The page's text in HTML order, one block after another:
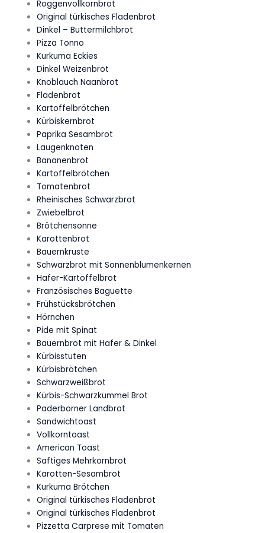
Roggenvollkornbrot
Original türkisches Fladenbrot
Dinkel – Buttermilchbrot
Pizza Tonno
Kurkuma Eckies
Dinkel Weizenbrot
Knoblauch Naanbrot
Fladenbrot
Kartoffelbrötchen
Kürbiskernbrot
Paprika Sesambrot
Laugenknoten
Bananenbrot
Kartoffelbrötchen
Tomatenbrot
Rheinisches Schwarzbrot
Zwiebelbrot
Brötchensonne
Karottenbrot
Bauernkruste
Schwarzbrot mit Sonnenblumenkernen
Hafer-Kartoffelbrot
Französisches Baguette
Frühstücksbrötchen
Hörnchen
Pide mit Spinat
Bauernbrot mit Hafer & Dinkel
Kürbisstuten
Kürbisbrötchen
Schwarzweißbrot
Kürbis-Schwarzkümmel Brot
Paderborner Landbrot
Sandwichtoast
Vollkorntoast
American Toast
Saftiges Mehrkornbrot
Karotten-Sesambrot
Kurkuma Brötchen
Original türkisches Fladenbrot
Original türkisches Fladenbrot
Pizzetta Carprese mit Tomaten